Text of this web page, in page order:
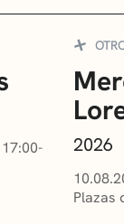
17:00-
2026
Plazas